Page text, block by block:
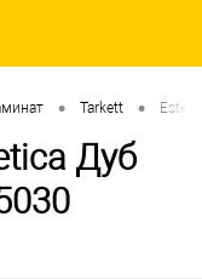
• Tarkett •
Дуб